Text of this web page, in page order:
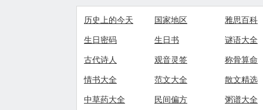
历史上的今天 国家地区
雅思百科
生日密码
生日书
谜语大全
古代诗人
观音灵签
称骨算命
情书大全
范文大全
散文精选
中草药大全
民间偏方 粥谱大全